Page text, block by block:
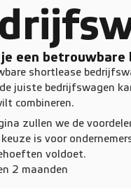
je een
shortlease
juiste bedrijfswagen
combineren.
zullen we de
keuze is voor
voldoet.